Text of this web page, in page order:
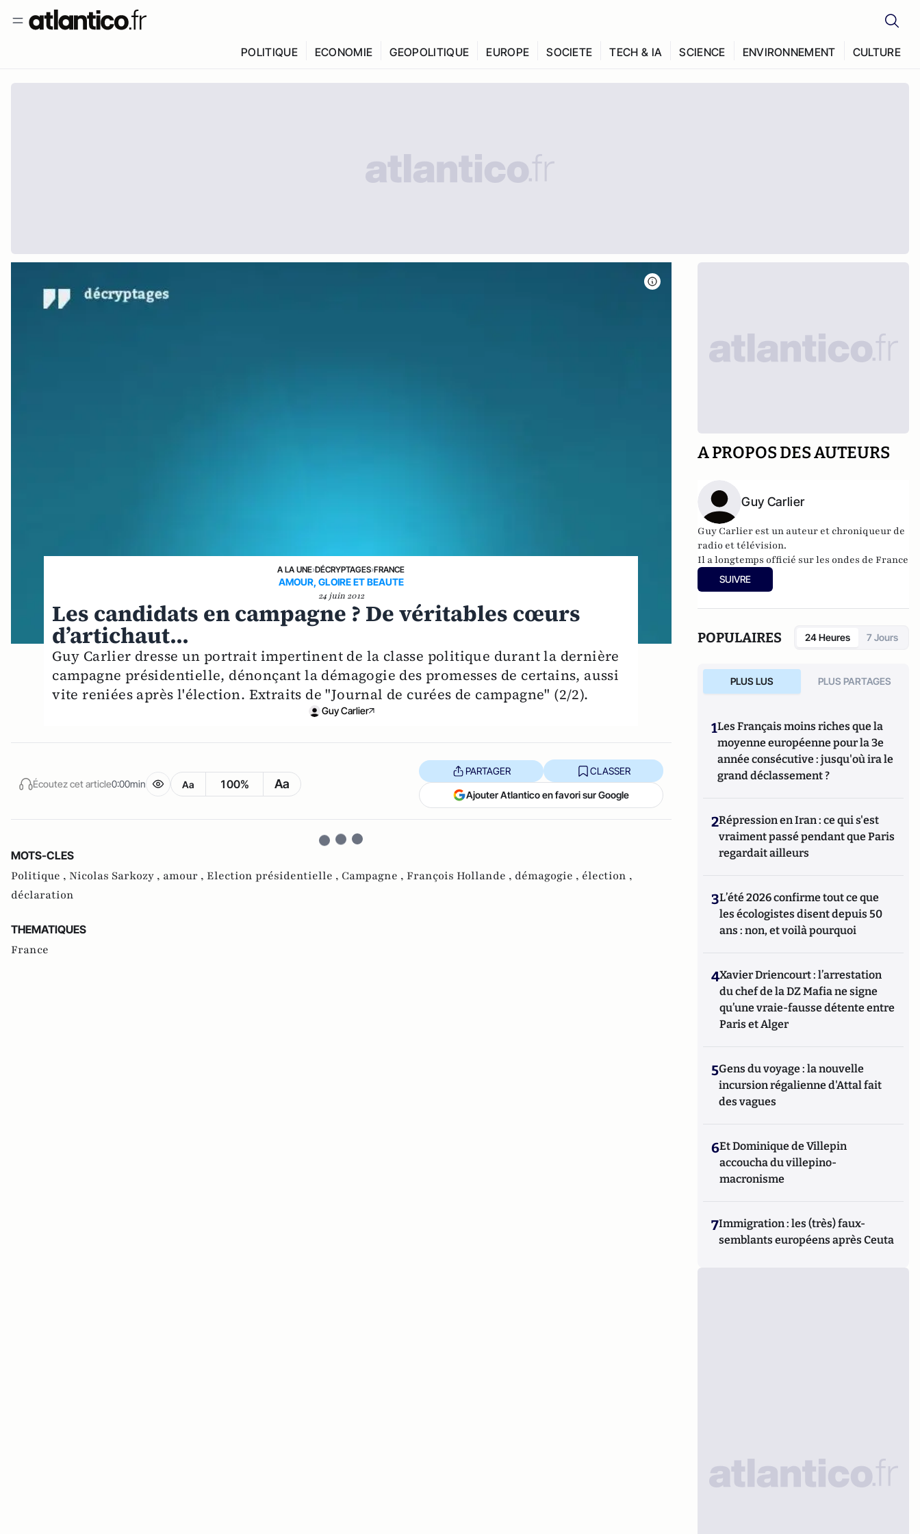
POLITIQUE ECONOMIE GEOPOLITIQUE EUROPE SOCIETE TECH & IA SCIENCE ENVIRONNEMENT CULTURE
A LA UNE›DÉCRYPTAGES›FRANCE
AMOUR, GLOIRE ET BEAUTE
24 juin 2012
Les candidats en campagne ? De véritables cœurs
d’artichaut...
Guy Carlier dresse un portrait impertinent de la classe politique durant la dernière
campagne présidentielle, dénonçant la démagogie des promesses de certains, aussi
vite reniées après l'élection. Extraits de "Journal de curées de campagne" (2/2).
Guy Carlier
Écoutez cet article0:00min Aa 100% Aa
PARTAGER CLASSER
Ajouter Atlantico en favori sur Google
MOTS-CLES
Politique , Nicolas Sarkozy , amour , Election présidentielle , Campagne , François Hollande , démagogie , élection ,
déclaration
THEMATIQUES
France
A PROPOS DES AUTEURS
Guy Carlier
Guy Carlier est un auteur et chroniqueur de
radio et télévision.
Il a longtemps officié sur les ondes de France
Inter au coté de Laurent Ruquier ou
Stéphane Bern.
showIci et maintenant.
SUIVRE
POPULAIRES 24 Heures 7 Jours
PLUS LUS PLUS PARTAGES
1Les Français moins riches que la
moyenne européenne pour la 3e
année consécutive : jusqu'où ira le
grand déclassement ?
2Répression en Iran : ce qui s'est
vraiment passé pendant que Paris
regardait ailleurs
3L’été 2026 confirme tout ce que
les écologistes disent depuis 50
ans : non, et voilà pourquoi
4Xavier Driencourt : l’arrestation
du chef de la DZ Mafia ne signe
qu’une vraie-fausse détente entre
Paris et Alger
5Gens du voyage : la nouvelle
incursion régalienne d'Attal fait
des vagues
6Et Dominique de Villepin
accoucha du villepino-
macronisme
7Immigration : les (très) faux-
semblants européens après Ceuta